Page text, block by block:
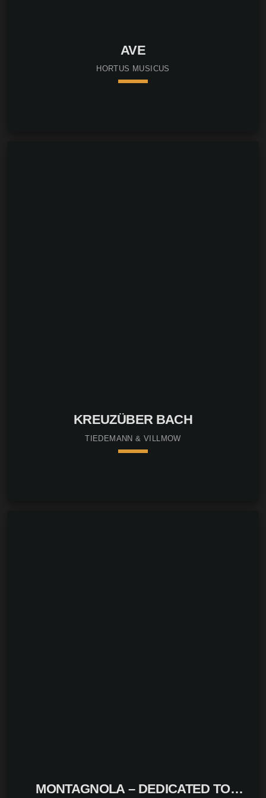
AVE
HORTUS MUSICUS
KREUZÜBER BACH
TIEDEMANN & VILLMOW
MONTAGNOLA – DEDICATED TO